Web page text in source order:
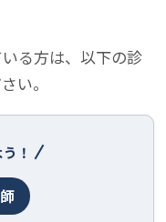
る方は、以下の診
い。
！